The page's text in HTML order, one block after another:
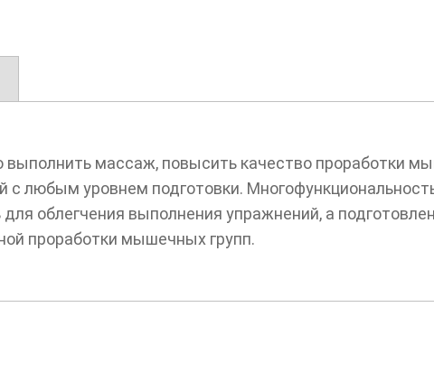
выполнить массаж, повысить качество проработки
любым уровнем подготовки.
облегчения выполнения упражнений, а
проработки мышечных групп.